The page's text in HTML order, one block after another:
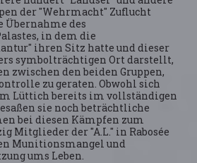
der "Wehrmacht" Zuflucht
Übernahme des
in dem die
ihren Sitz hatte und dieser
symbolträchtigen Ort darstellt,
zwischen den beiden Gruppen,
zu geraten. Obwohl sich
Lüttich bereits im vollständigen
sie noch beträchtliche
bei diesen Kämpfen zum
Mitglieder der "A.L." in Rabosée
Munitionsmangel und
ums Leben.